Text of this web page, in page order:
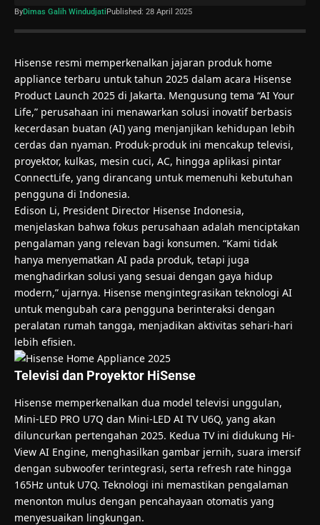
ByDimas Galih WindudjatiPublished: 28 April 2025
Hisense resmi memperkenalkan jajaran produk home
appliance terbaru untuk tahun 2025 dalam acara Hisense
Product Launch 2025 di Jakarta. Mengusung tema “AI Your
Life,” perusahaan ini menawarkan solusi inovatif berbasis
kecerdasan buatan (AI) yang menjanjikan kehidupan lebih
cerdas dan nyaman. Produk-produk ini mencakup televisi,
proyektor, kulkas, mesin cuci, AC, hingga aplikasi pintar
ConnectLife, yang dirancang untuk memenuhi kebutuhan
pengguna di Indonesia.
Edison Li, President Director Hisense Indonesia,
menjelaskan bahwa fokus perusahaan adalah menciptakan
pengalaman yang relevan bagi konsumen. “Kami tidak
hanya menyematkan AI pada produk, tetapi juga
menghadirkan solusi yang sesuai dengan gaya hidup
modern,” ujarnya. Hisense mengintegrasikan teknologi AI
untuk mengubah cara pengguna berinteraksi dengan
peralatan rumah tangga, menjadikan aktivitas sehari-hari
lebih efisien.
Televisi dan Proyektor HiSense
Hisense memperkenalkan dua model televisi unggulan,
Mini-LED PRO U7Q dan Mini-LED AI TV U6Q, yang akan
diluncurkan pertengahan 2025. Kedua TV ini didukung Hi-
View AI Engine, menghasilkan gambar jernih, suara imersif
dengan subwoofer terintegrasi, serta refresh rate hingga
165Hz untuk U7Q. Teknologi ini memastikan pengalaman
menonton mulus dengan pencahayaan otomatis yang
menyesuaikan lingkungan.